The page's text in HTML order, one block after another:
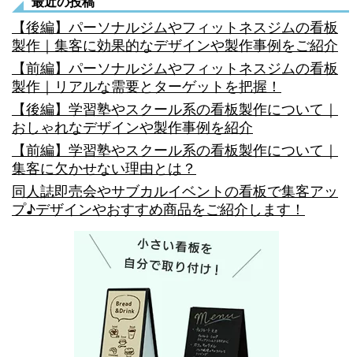
オ
の
看
板
作
の
ポ
ジ
送
り
【後編】パーソナルジムやフィットネスジムの看板
製作｜集客に効果的なデザインや製作事例をご紹介
【前編】パーソナルジムやフィットネスジムの看板
製作｜リアルな需要とターゲットを把握！
【後編】学習塾やスクール系の看板製作について｜
おしゃれなデザインや製作事例を紹介
【前編】学習塾やスクール系の看板製作について｜
集客に欠かせない理由とは？
同人誌即売会やサブカルイベントの看板で集客アッ
プ♪デザインやおすすめ商品をご紹介します！